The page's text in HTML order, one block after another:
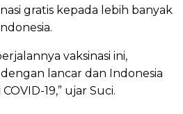
gratis kepada lebih banyak
vaksinasi ini,
lancar dan Indonesia
19,” ujar Suci.